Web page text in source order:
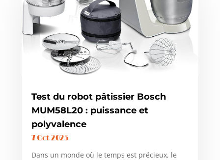
Test du robot pâtissier Bosch
MUM58L20 : puissance et
polyvalence
7 Oct 2025
Dans un monde où le temps est précieux, le